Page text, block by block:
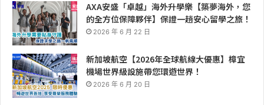
AXA安盛「卓越」海外升學樂【築夢海外，您
的全方位保障夥伴】保證一趟安心留學之旅！
2026 年 6 月 22 日
新加坡航空【2026年全球航線大優惠】樟宜
機場世界級設施帶您環遊世界！
2026 年 6 月 20 日